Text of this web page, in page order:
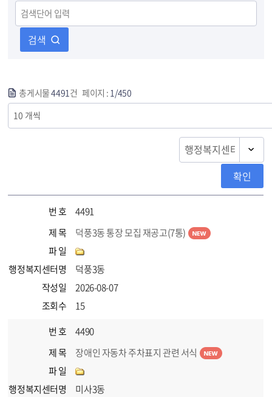
검색
총게시물4491건 페이지 : 1/450
번 호
4491
제 목
덕풍3동 통장 모집 재공고(7통)
파 일
행정복지센터명
덕풍3동
작성일
2026-08-07
조회수
15
번 호
4490
제 목
장애인 자동차 주차표지 관련 서식
파 일
행정복지센터명
미사3동